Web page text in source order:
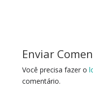
Enviar
Você precisa fazer o
comentário.